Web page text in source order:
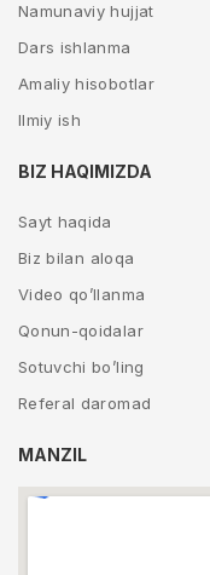
Namunaviy hujjat
Dars ishlanma
Amaliy hisobotlar
Ilmiy ish
BIZ HAQIMIZDA
Sayt haqida
Biz bilan aloqa
Video qo’llanma
Qonun-qoidalar
Sotuvchi bo’ling
Referal daromad
MANZIL